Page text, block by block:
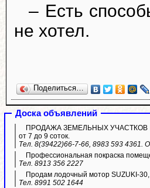
– Есть
не хотел.
Поделиться…
Доска объявлений
ПРОДАЖА ЗЕМЕЛЬНЫХ УЧАСТКОВ
от 7 до 9 соток.
Тел. 8(39422)66-7-66, 8983 593 4361.
Профессиональная покраска
Тел. 8913 356 2227
Продам лодочный мотор SUZUKI-
Тел. 8991 502 1644